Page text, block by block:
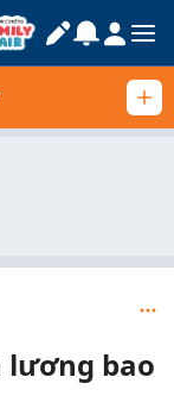
lương bao